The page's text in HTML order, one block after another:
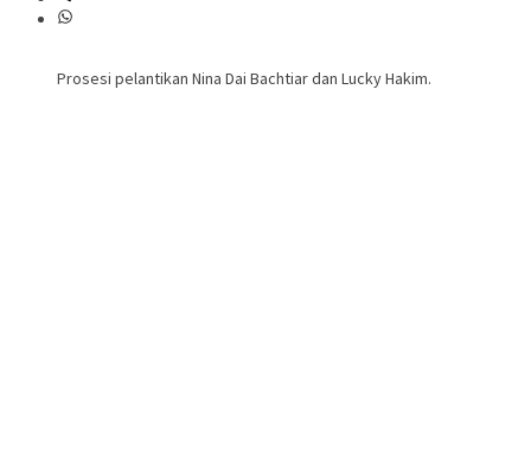
Prosesi pelantikan Nina Dai Bachtiar dan Lucky Hakim.